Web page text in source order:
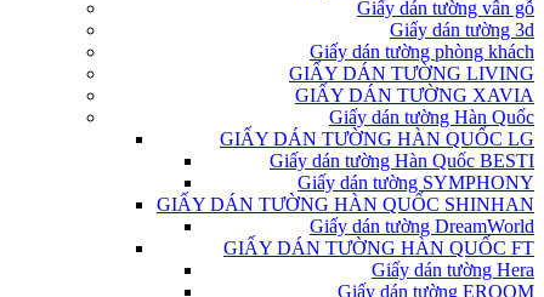
Giấy dán tường vân gỗ
Giấy dán tường 3d
Giấy dán tường phòng khách
GIẤY DÁN TƯỜNG LIVING
GIẤY DÁN TƯỜNG XAVIA
Giấy dán tường Hàn Quốc
GIẤY DÁN TƯỜNG HÀN QUỐC LG
Giấy dán tường Hàn Quốc BESTI
Giấy dán tường SYMPHONY
GIẤY DÁN TƯỜNG HÀN QUỐC SHINHAN
Giấy dán tường DreamWorld
GIẤY DÁN TƯỜNG HÀN QUỐC FT
Giấy dán tường Hera
Giấy dán tường EROOM